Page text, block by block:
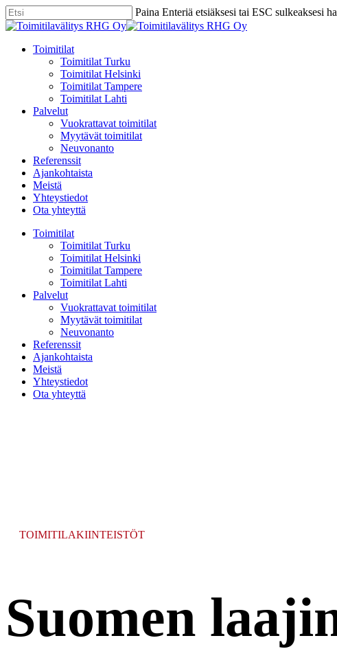
Skip
to
content
Paina Enteriä etsiäksesi tai ESC sulkeaksesi
Close
Menu
Toimitilat
Toimitilat Turku
Toimitilat Helsinki
Toimitilat Tampere
Toimitilat Lahti
Palvelut
Vuokrattavat toimitilat
Myytävät toimitilat
Neuvonanto
Referenssit
Ajankohtaista
Meistä
Yhteystiedot
Ota yhteyttä
Toimitilat
Toimitilat Turku
Toimitilat Helsinki
Toimitilat Tampere
Toimitilat Lahti
Palvelut
Vuokrattavat toimitilat
Myytävät toimitilat
Neuvonanto
Referenssit
Ajankohtaista
Meistä
Yhteystiedot
Ota yhteyttä
TOIMITILAKIINTEISTÖT
Suomen